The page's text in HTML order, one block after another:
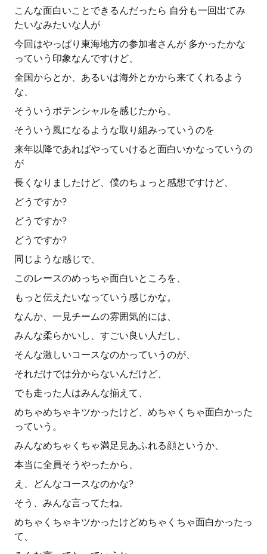
こんな面白いことできるんだったら 自分も一回出てみ
たいなみたいな人が
今回はやっぱり東海地方の参加者さんが 多かったかな
っていう印象なんですけど、
全国からとか、あるいは海外とかから来てくれるよう
な、
そういうポテンシャルを感じたから、
そういう風になるような取り組みっていうのを
来年以降であればやっていけると面白いかなっていうの
が
長くなりましたけど、僕のちょっと感想ですけど、
どうですか?
どうですか?
どうですか?
同じような感じで、
このレースのめっちゃ面白いところを、
もっと伝えたいなっていう感じかな。
なんか、一見チームの雰囲気的には、
みんな柔らかいし、すごい良い人だし、
そんな激しいコースなのかっていうのが、
それだけでは分からないんだけど、
でも走った人はみんな揃えて、
めちゃめちゃキツかったけど、めちゃくちゃ面白かった
っていう。
みんなめちゃくちゃ満足見あふれる顔というか、
本当に全員そうやったから、
え、どんなコースなのかな?
そう、みんな言ってたね。
めちゃくちゃキツかったけどめちゃくちゃ面白かったっ
て、